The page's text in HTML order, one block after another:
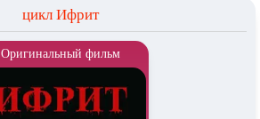
цикл Ифрит
Оригинальный фильм